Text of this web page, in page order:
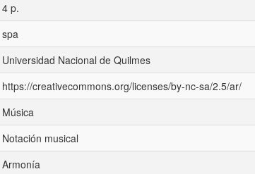
4 p.
spa
Universidad Nacional de Quilmes
https://creativecommons.org/licenses/by-nc-sa/2.5/ar/
Música
Notación musical
Armonía